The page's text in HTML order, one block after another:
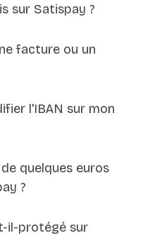
sur Satispay ?
facture ou un
l'IBAN sur mon
quelques euros
?
il-protégé sur